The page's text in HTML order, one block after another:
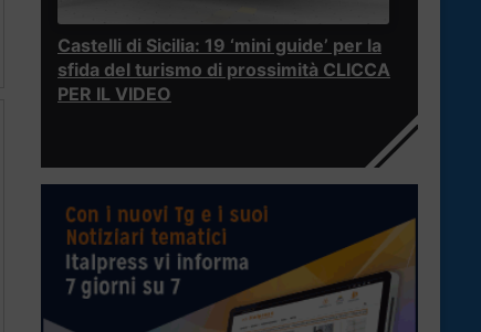
Castelli di Sicilia: 19 ‘mini guide’ per la
sfida del turismo di prossimità CLICCA
PER IL VIDEO